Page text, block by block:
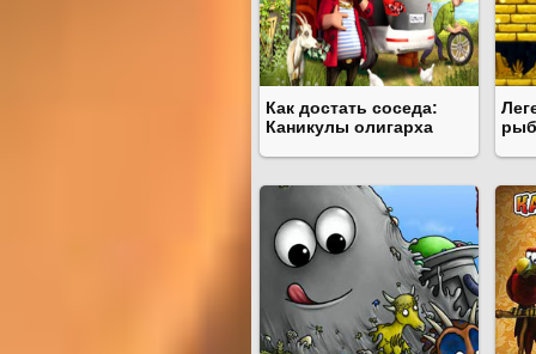
Как достать соседа:
Каникулы олигарха